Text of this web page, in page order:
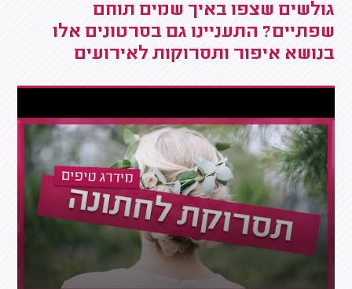
גולשים שצפו באיך שמים תוחם
שפתיים? התעניינו גם בסרטונים אלו
בנושא איפור ותסרוקות לאירועים